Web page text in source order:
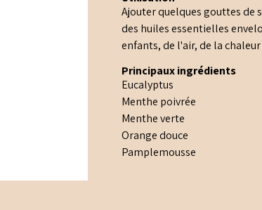
Ajouter quelques gouttes de
des huiles essentielles
enfants, de l'air, de la
Principaux ingrédients
Eucalyptus
Menthe poivrée
Menthe verte
Orange douce
Pamplemousse